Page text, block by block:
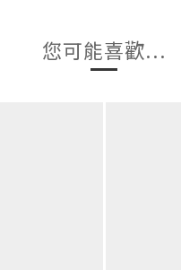
您可能喜歡...